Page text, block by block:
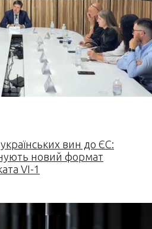
вин до ЄС:
новий формат
VI-1